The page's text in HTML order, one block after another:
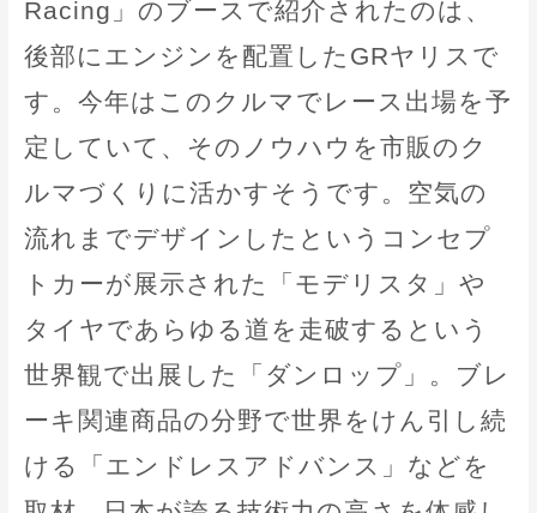
Racing」のブースで紹介されたのは、
後部にエンジンを配置したGRヤリスで
す。今年はこのクルマでレース出場を予
定していて、そのノウハウを市販のク
ルマづくりに活かすそうです。空気の
流れまでデザインしたというコンセプ
トカーが展示された「モデリスタ」や
タイヤであらゆる道を走破するという
世界観で出展した「ダンロップ」。ブレ
ーキ関連商品の分野で世界をけん引し続
ける「エンドレスアドバンス」などを